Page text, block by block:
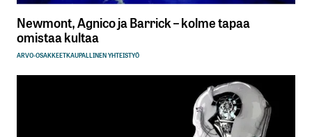
Newmont, Agnico ja Barrick – kolme tapaa
omistaa kultaa
ARVO-OSAKKEETKAUPALLINEN YHTEISTYÖ